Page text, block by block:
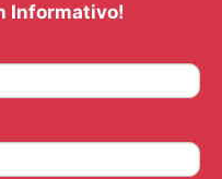
Informativo!